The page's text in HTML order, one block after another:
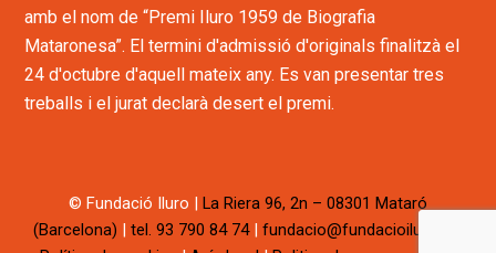
amb el nom de “Premi Iluro 1959 de Biografia
Mataronesa”. El termini d'admissió d'originals finalitzà el
24 d'octubre d'aquell mateix any. Es van presentar tres
treballs i el jurat declarà desert el premi.
© Fundació Iluro | La Riera 96, 2n – 08301 Mataró
(Barcelona) | tel. 93 790 84 74| fundacio@fundacioiluro.cat